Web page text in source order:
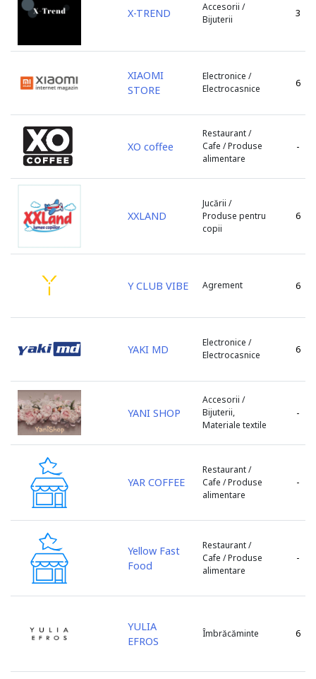
s. Bîc
s. Cazaclia
s. Cojușna
s. Dobrogea
s. Floreni
s. Ghidighici
s. Giurgiulești
s. Gotești
s. Grătiești
s. Marandeni
s. Peresecina
s. Sculeni
s. Todirești
s. Tohatin
s. Trușeni
s. Ulmu
s. Zubrești
sat Huzun
sat. Lozova
sat.Tipova
Sîngera
Sîngerei
Ștefan Vodă
Taraclia
X-TREND
Accesorii /
Bijuterii
3
XIAOMI
STORE
Electronice /
Electrocasnice
6
XO coffee
Restaurant /
Cafe / Produse
alimentare
-
XXLAND
Jucării /
Produse pentru
copii
6
Y CLUB VIBE Agrement 6
YAKI MD
Electronice /
Electrocasnice
6
YANI SHOP
Accesorii /
Bijuterii,
Materiale textile
-
YAR COFFEE
Restaurant /
Cafe / Produse
alimentare
-
Yellow Fast
Food
Restaurant /
Cafe / Produse
alimentare
-
YULIA
EFROS
Îmbrăcăminte 6